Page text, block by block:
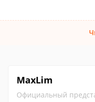
MaxLim
Официальный